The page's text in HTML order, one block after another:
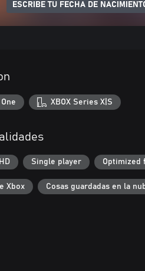
ESCRIBE TU FECHA DE
One XBOX Series X|S
Single player Optimized
Xbox Cosas guardadas en la